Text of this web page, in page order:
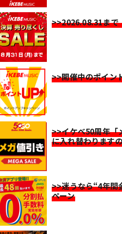
>>2026.08.31まで
>>開催中のポイン
>>イケベ50周年「
に入れ替わります
>>迷うなら“4年間
ペーン